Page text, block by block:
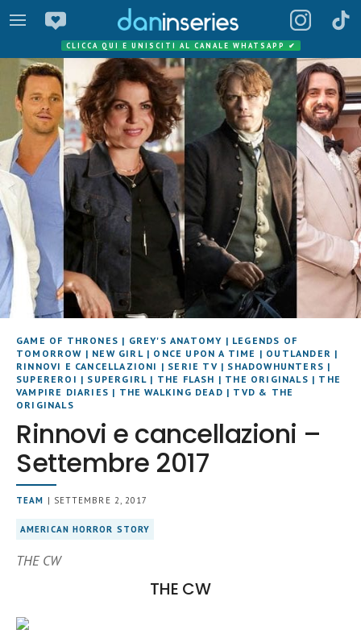
CLICCA QUI E UNISCITI AL CANALE WHATSAPP ✔
GAME OF THRONES | GREY'S ANATOMY | LEGENDS OF
TOMORROW | NEW GIRL| ONCE UPON A TIME | OUTLANDER |
RINNOVI E CANCELLAZIONI | SERIE TV| SHADOWHUNTERS |
SUPEREROI | SUPERGIRL | THE FLASH | THE ORIGINALS | THE
VAMPIRE DIARIES | THE WALKING DEAD | TVD & THE
ORIGINALS
Rinnovi e cancellazioni –
Settembre 2017
TEAM | SETTEMBRE 2, 2017
AMERICAN HORROR STORY
THE CW
THE CW